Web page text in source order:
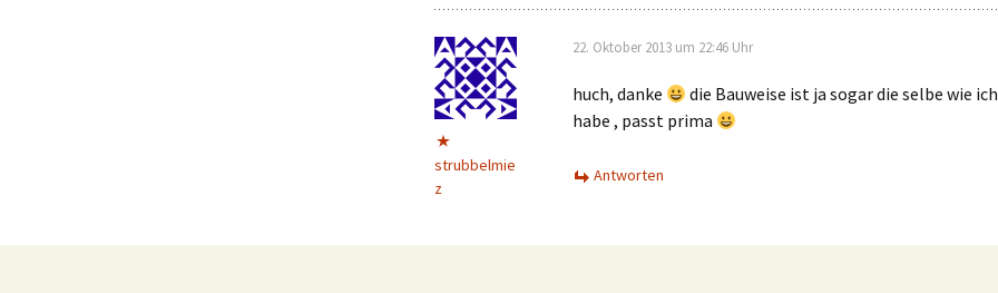
strubbelmie
z
22. Oktober 2013 um 22:46 Uhr
huch, danke
die Bauweise ist ja sogar die selbe wie
habe , passt prima
Antworten